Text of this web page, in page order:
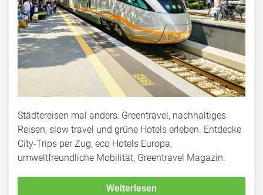
Städtereisen mal anders: Greentravel, nachhaltiges
Reisen, slow travel und grüne Hotels erleben. Entdecke
City-Trips per Zug, eco Hotels Europa,
umweltfreundliche Mobilität, Greentravel Magazin.
Weiterlesen